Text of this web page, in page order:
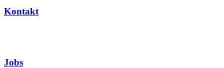
Kontakt
Jobs